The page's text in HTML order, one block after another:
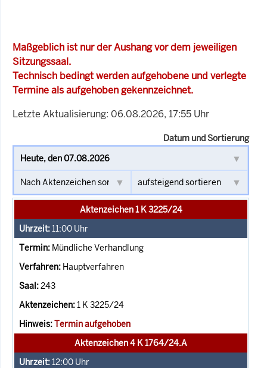
Maßgeblich ist nur der Aushang vor dem jeweiligen
Sitzungssaal.
Technisch bedingt werden aufgehobene und verlegte
Termine als aufgehoben gekennzeichnet.
Letzte Aktualisierung: 06.08.2026, 17:55 Uhr
Datum und Sortierung
Aktenzeichen 1 K 3225/24
11:00 Uhr
Mündliche Verhandlung
Hauptverfahren
243
1 K 3225/24
Termin aufgehoben
Aktenzeichen 4 K 1764/24.A
12:00 Uhr